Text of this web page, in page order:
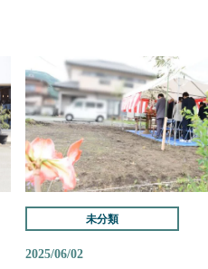
未分類
2025/06/02